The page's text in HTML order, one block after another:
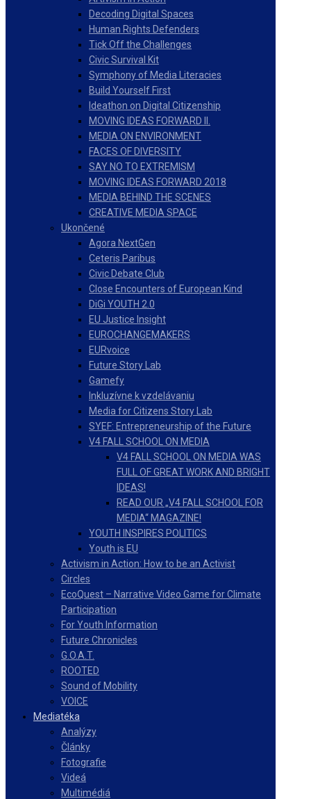
Decoding Digital Spaces
Human Rights Defenders
Tick Off the Challenges
Civic Survival Kit
Symphony of Media Literacies
Build Yourself First
Ideathon on Digital Citizenship
MOVING IDEAS FORWARD II.
MEDIA ON ENVIRONMENT
FACES OF DIVERSITY
SAY NO TO EXTREMISM
MOVING IDEAS FORWARD 2018
MEDIA BEHIND THE SCENES
CREATIVE MEDIA SPACE
Ukončené
Agora NextGen
Ceteris Paribus
Civic Debate Club
Close Encounters of European Kind
DiGi YOUTH 2.0
EU Justice Insight
EUROCHANGEMAKERS
EURvoice
Future Story Lab
Gamefy
Inkluzívne k vzdelávaniu
Media for Citizens Story Lab
SYEF: Entrepreneurship of the Future
V4 FALL SCHOOL ON MEDIA
V4 FALL SCHOOL ON MEDIA WAS
FULL OF GREAT WORK AND BRIGHT
IDEAS!
READ OUR „V4 FALL SCHOOL FOR
MEDIA“ MAGAZINE!
YOUTH INSPIRES POLITICS
Youth is EU
Activism in Action: How to be an Activist
Circles
EcoQuest – Narrative Video Game for Climate
Participation
For Youth Information
Future Chronicles
G.O.A.T.
ROOTED
Sound of Mobility
VOICE
Mediatéka
Analýzy
Články
Fotografie
Videá
Multimédiá